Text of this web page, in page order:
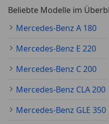
Beliebte Modelle im
Mercedes-Benz A 180
Mercedes-Benz E 220
Mercedes-Benz C 200
Mercedes-Benz CLA 200
Mercedes-Benz GLE 350